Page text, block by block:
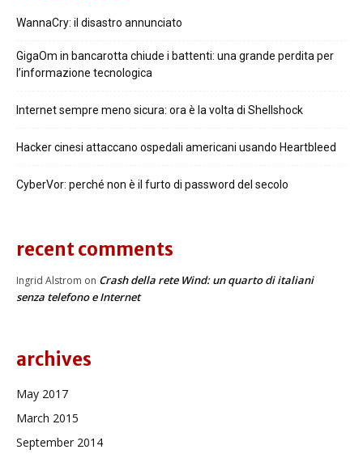
WannaCry: il disastro annunciato
GigaOm in bancarotta chiude i battenti: una grande perdita per
l’informazione tecnologica
Internet sempre meno sicura: ora è la volta di Shellshock
Hacker cinesi attaccano ospedali americani usando Heartbleed
CyberVor: perché non è il furto di password del secolo
recent comments
Ingrid Alstrom on Crash della rete Wind: un quarto di italiani
senza telefono e Internet
archives
May 2017
March 2015
September 2014